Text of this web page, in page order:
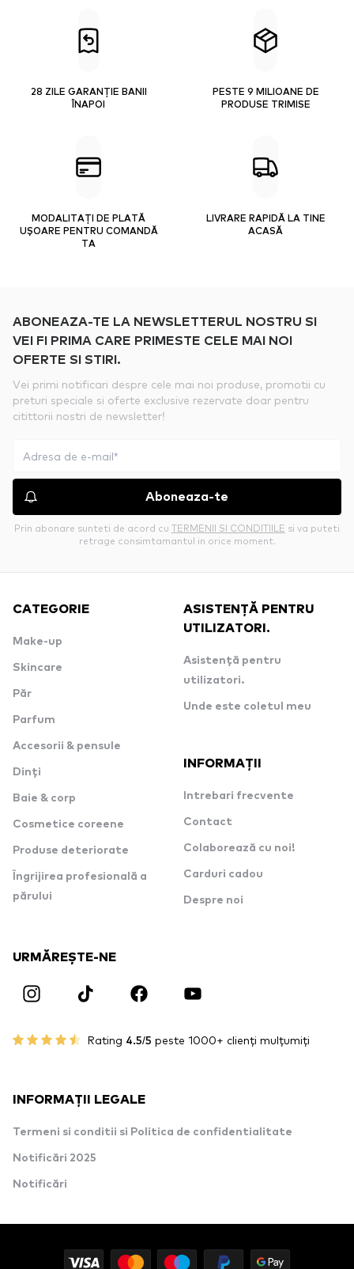
28 ZILE GARANȚIE BANII
ÎNAPOI
PESTE 9 MILIOANE DE
PRODUSE TRIMISE
MODALITAȚI DE PLATĂ
UȘOARE PENTRU COMANDĂ
TA
LIVRARE RAPIDĂ LA TINE
ACASĂ
ABONEAZA-TE LA NEWSLETTERUL NOSTRU SI
VEI FI PRIMA CARE PRIMESTE CELE MAI NOI
OFERTE SI STIRI.
Vei primi notificari despre cele mai noi produse, promotii cu
preturi speciale si oferte exclusive rezervate doar pentru
citittorii nostri de newsletter!
Aboneaza-te
Prin abonare sunteti de acord cu TERMENII SI CONDITIILE si va puteti
retrage consimtamantul in orice moment.
CATEGORIE
Make-up
Skincare
Păr
Parfum
Accesorii & pensule
Dinți
Baie & corp
Cosmetice coreene
Produse deteriorate
Îngrijirea profesională a
părului
ASISTENȚĂ PENTRU
UTILIZATORI.
Asistență pentru
utilizatori.
Unde este coletul meu
INFORMAȚII
Intrebari frecvente
Contact
Colaborează cu noi!
Carduri cadou
Despre noi
URMĂREȘTE-NE
Rating 4.5/5 peste 1000+ clienți mulțumiți
INFORMAȚII LEGALE
Termeni si conditii si Politica de confidentialitate
Notificări 2025
Notificări